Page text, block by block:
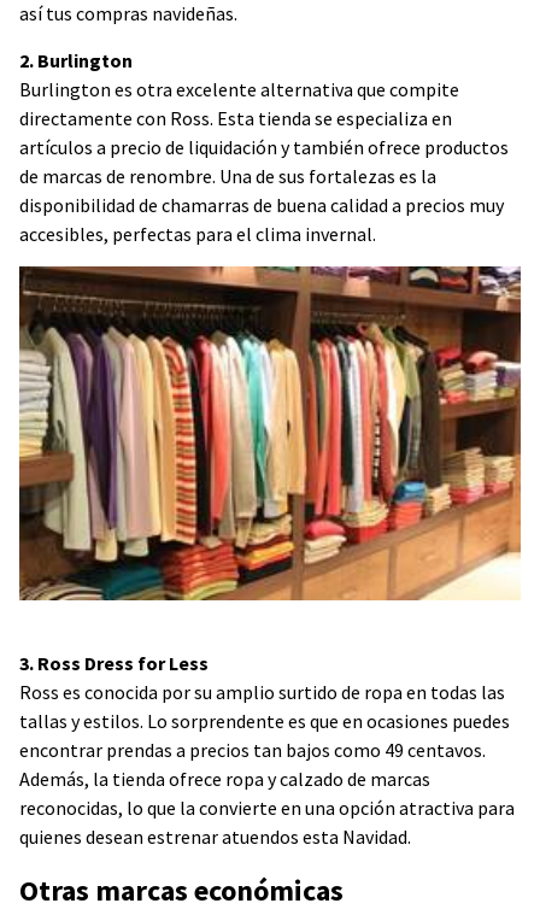
así tus compras navideñas.
2. Burlington
Burlington es otra excelente alternativa que compite
directamente con Ross. Esta tienda se especializa en
artículos a precio de liquidación y también ofrece productos
de marcas de renombre. Una de sus fortalezas es la
disponibilidad de chamarras de buena calidad a precios muy
accesibles, perfectas para el clima invernal.
3. Ross Dress for Less
Ross es conocida por su amplio surtido de ropa en todas las
tallas y estilos. Lo sorprendente es que en ocasiones puedes
encontrar prendas a precios tan bajos como 49 centavos.
Además, la tienda ofrece ropa y calzado de marcas
reconocidas, lo que la convierte en una opción atractiva para
quienes desean estrenar atuendos esta Navidad.
Otras marcas económicas